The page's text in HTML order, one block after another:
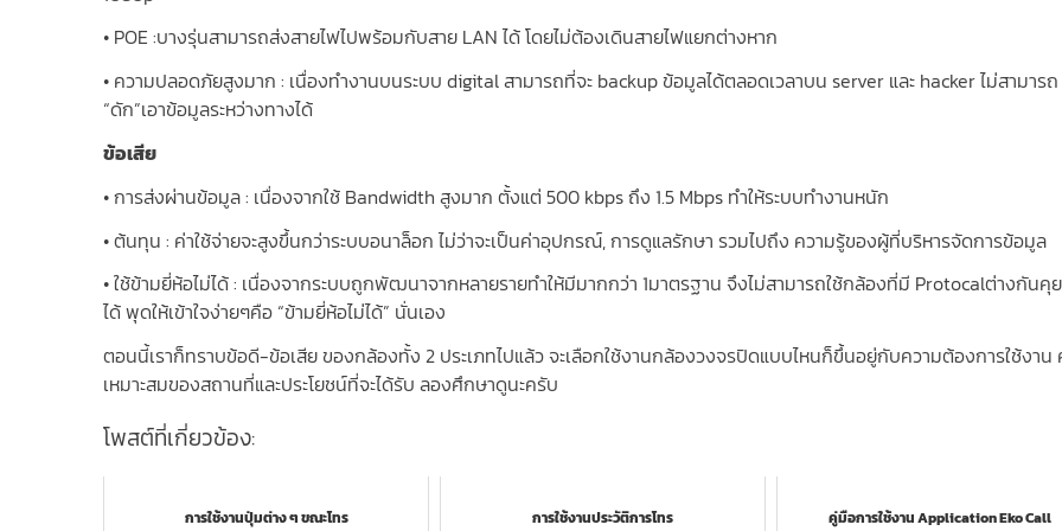
• POE :บางรุ่นสามารถส่งสายไฟไปพร้อมกับสาย LAN ได้ โดยไม่ต้องเดินสายไฟแยกต่างหาก
• ความปลอดภัยสูงมาก : เนื่องทำงานบนระบบ digital สามารถที่จะ backup ข้อมูลได้ตลอดเวลาบน server และ hacker ไม่สามารถ
“ดัก”เอาข้อมูลระหว่างทางได้
ข้อเสีย
• การส่งผ่านข้อมูล : เนื่องจากใช้ Bandwidth สูงมาก ตั้งแต่ 500 kbps ถึง 1.5 Mbps ทำให้ระบบทำงานหนัก
• ต้นทุน : ค่าใช้จ่ายจะสูงขึ้นกว่าระบบอนาล็อก ไม่ว่าจะเป็นค่าอุปกรณ์, การดูแลรักษา รวมไปถึง ความรู้ของผู้ที่บริหารจัดการข้อมูล
• ใช้ข้ามยี่ห้อไม่ได้ : เนื่องจากระบบถูกพัฒนาจากหลายรายทำให้มีมากกว่า 1มาตรฐาน จึงไม่สามารถใช้กล้องที่มี Protocalต่างกันคุ
ได้ พุดให้เข้าใจง่ายๆคือ “ข้ามยี่ห้อไม่ได้” นั่นเอง
ตอนนี้เราก็ทราบข้อดี-ข้อเสีย ของกล้องทั้ง 2 ประเภทไปแล้ว จะเลือกใช้งานกล้องวงจรปิดแบบไหนก็ขึ้นอยู่กับความต้องการใช้งาน
เหมาะสมของสถานที่และประโยชน์ที่จะได้รับ ลองศึกษาดูนะครับ
โพสต์ที่เกี่ยวข้อง:
การใช้งานปุ่มต่าง ๆ ขณะโทร การใช้งานประวัติการโทร คู่มือการใช้งาน Application Eko Call